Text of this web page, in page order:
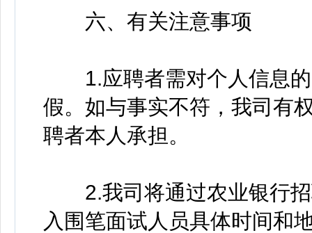
六、有关注意事项
1.应聘者需对个人信息的
假。如与事实不符，我司有
聘者本人承担。
2.我司将通过农业银行招
入围笔面试人员具体时间和